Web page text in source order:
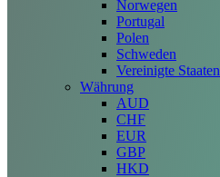
Norwegen
Portugal
Polen
Schweden
Vereinigte Staaten
Währung
AUD
CHF
EUR
GBP
HKD